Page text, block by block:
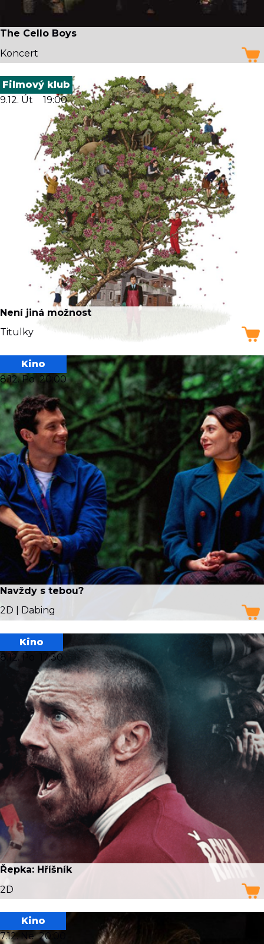
The Cello Boys
Koncert
9.12. Út 19:00
Filmový klub
Není jiná možnost
Titulky
8.12. Po 20:00
Kino
Navždy s tebou?
2D | Dabing
8.12. Po 17:30
Kino
Řepka: Hříšník
2D
7.12. Ne 20:00
Kino